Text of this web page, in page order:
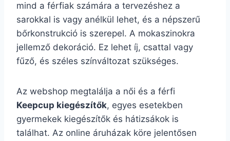
mind a férfiak számára a tervezéshez a
sarokkal is vagy anélkül lehet, és a népszerű
bőrkonstrukció is szerepel. A mokaszinokra
jellemző dekoráció. Ez lehet íj, csattal vagy
fűző, és széles színváltozat szükséges.
Az webshop megtalálja a női és a férfi
Keepcup kiegészítők, egyes esetekben
gyermekek kiegészítők és hátizsákok is
találhat. Az online áruházak köre jelentősen